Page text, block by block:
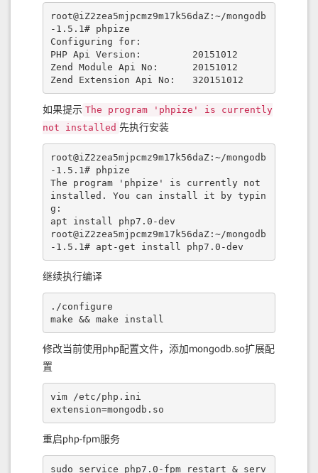
root@iZ2zea5mjpcmz9m17k56daZ:~/mongodb
-1.5.1# phpize
Configuring for:
PHP Api Version:         20151012
Zend Module Api No:      20151012
Zend Extension Api No:   320151012
如果提示 The program 'phpize' is currently
not installed 先执行安装
root@iZ2zea5mjpcmz9m17k56daZ:~/mongodb
-1.5.1# phpize
The program 'phpize' is currently not
installed. You can install it by typin
g:
apt install php7.0-dev
root@iZ2zea5mjpcmz9m17k56daZ:~/mongodb
-1.5.1# apt-get install php7.0-dev
继续执行编译
./configure
make && make install
修改当前使用php配置文件，添加mongodb.so扩展配
置
vim /etc/php.ini
extension=mongodb.so
重启php-fpm服务
sudo service php7.0-fpm restart & serv